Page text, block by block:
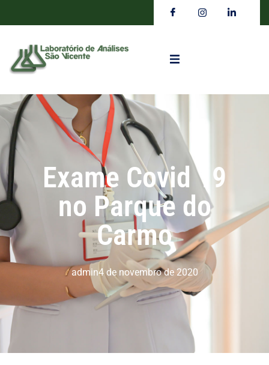
Exame Covid 19
no Parque do
Carmo
admin4 de novembro de 2020